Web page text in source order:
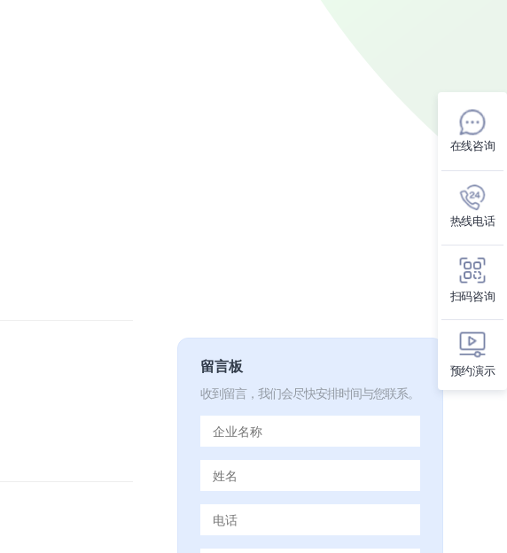
留言板
收到留言，我们会尽快安排时间与您联系。
在线咨询
热线电话
扫码咨询
预约演示
合思AI：与企业现有系统深度